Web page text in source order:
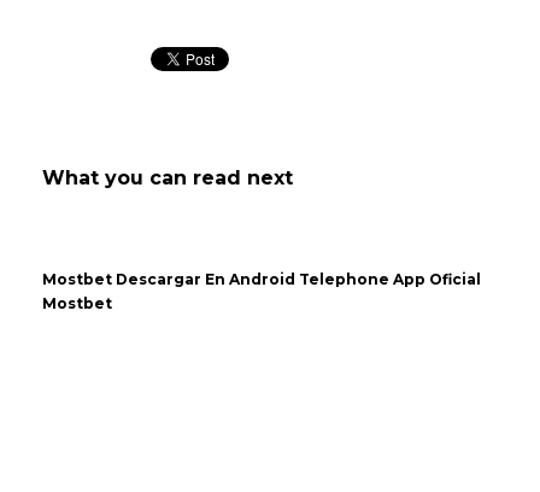
What you can read next
Mostbet Descargar En Android Telephone App Oficial
Mostbet